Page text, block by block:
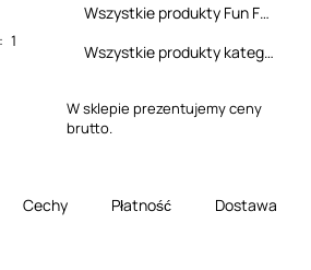
: 1
Wszystkie produkty Fun Factory
Wszystkie produkty kategorii
W sklepie prezentujemy ceny
brutto.
Cechy Płatność Dostawa